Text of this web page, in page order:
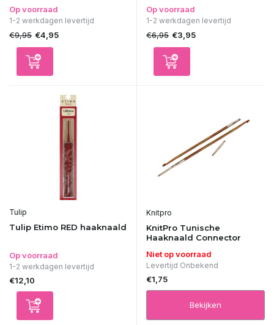
Op voorraad
1-2 werkdagen levertijd
€9,95 €4,95
Op voorraad
1-2 werkdagen levertijd
€6,95 €3,95
Tulip
Tulip Etimo RED haaknaald
Op voorraad
1-2 werkdagen levertijd
€12,10
Knitpro
KnitPro Tunische
Haaknaald Connector
Niet op voorraad
Levertijd Onbekend
€1,75
Bekijken